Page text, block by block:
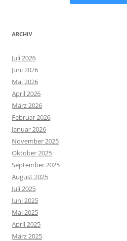
ARCHIV
Juli 2026
Juni 2026
Mai 2026
April 2026
März 2026
Februar 2026
Januar 2026
November 2025
Oktober 2025
September 2025
August 2025
Juli 2025
Juni 2025
Mai 2025
April 2025
März 2025